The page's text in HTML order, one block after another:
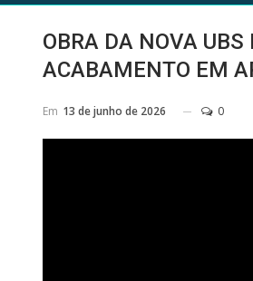
OBRA DA NOVA
ACABAMENTO EM
Em 13 de junho de 2026 0